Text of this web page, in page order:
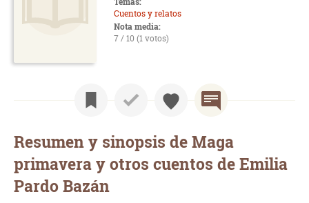
Cuentos y relatos
Nota media:
7 / 10 (1 votos)
Resumen y sinopsis de Maga
primavera y otros cuentos de Emilia
Pardo Bazán